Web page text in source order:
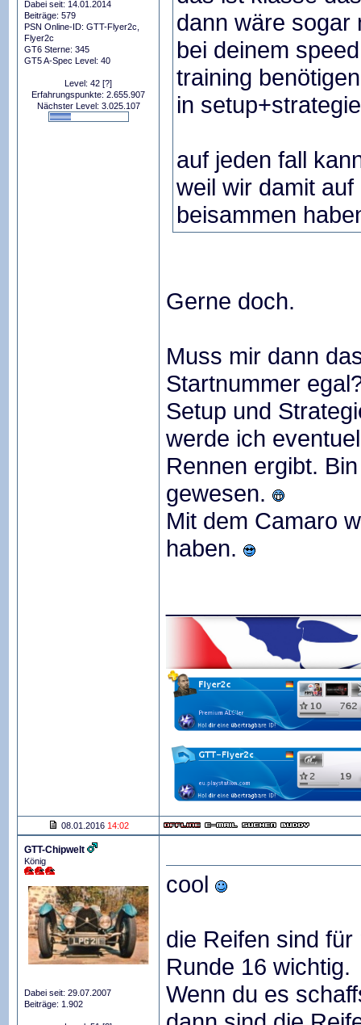
Dabei seit: 14.01.2014
Beiträge: 579
PSN Online-ID: GTT-Flyer2c,
Flyer2c
GT6 Sterne: 345
GT5 A-Spec Level: 40
Level: 42 [?]
Erfahrungspunkte: 2.655.907
Nächster Level: 3.025.107
dann wäre
bei deinem
training
in
auf jeden fall
weil wir damit
beisammen
Gerne doch.
Muss mir dann
Startnummer
Setup und
werde ich
Rennen ergibt.
gewesen.
Mit dem Camaro
haben.
08.01.2016 14:02
GTT-Chipwelt
König
Dabei seit: 29.07.2007
Beiträge: 1.902
cool
die Reifen sind
Runde 16 wichtig.
Wenn du es